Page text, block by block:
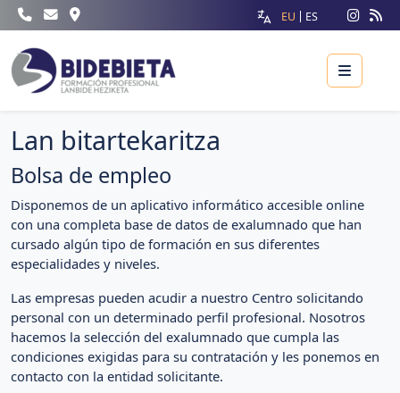
EU ES
Menu
Lan bitartekaritza
Bolsa de empleo
Disponemos de un aplicativo informático accesible online
con una completa base de datos de exalumnado que han
cursado algún tipo de formación en sus diferentes
especialidades y niveles.
Las empresas pueden acudir a nuestro Centro solicitando
personal con un determinado perfil profesional. Nosotros
hacemos la selección del exalumnado que cumpla las
condiciones exigidas para su contratación y les ponemos en
contacto con la entidad solicitante.